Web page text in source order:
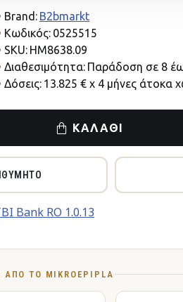
Brand: B2bmarkt
Κωδικός: 0525515
SKU: HM8638.09
Διαθεσιμότητα: Παράδοση σε 8
Δόσεις: 13.825 € x 4 μήνες άτοκα
ΚΑΛΆΘΙ
ΑΠΌ ΤΟ MIKROEPIPLA